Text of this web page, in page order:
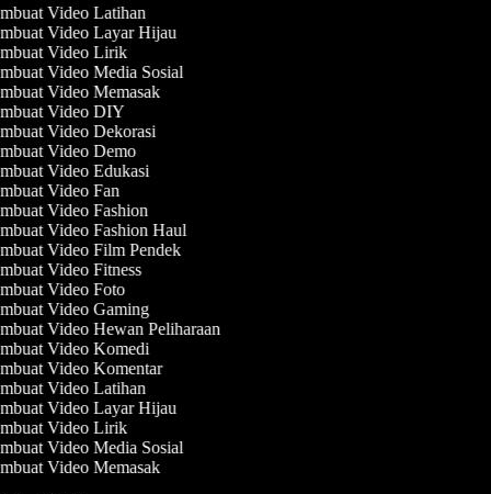
Video Latihan
Video Layar Hijau
Video Lirik
Video Media Sosial
Video Memasak
Video DIY
Video Dekorasi
Video Demo
Video Edukasi
Video Fan
Video Fashion
Video Fashion Haul
Video Film Pendek
Video Fitness
Video Foto
Video Gaming
Video Hewan Peliharaan
Video Komedi
Video Komentar
Video Latihan
Video Layar Hijau
Video Lirik
Video Media Sosial
Video Memasak